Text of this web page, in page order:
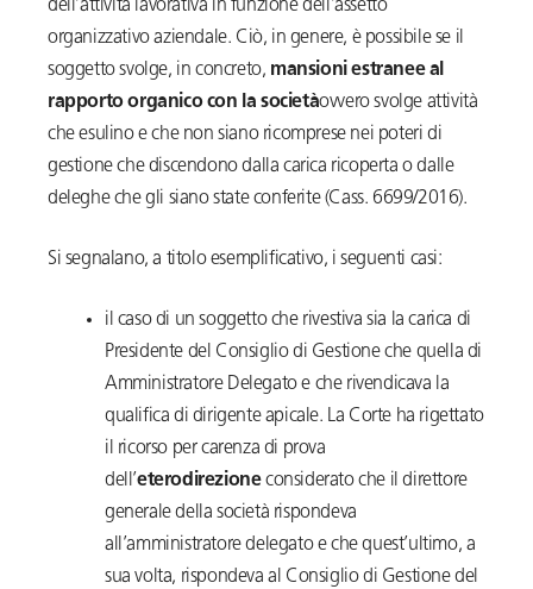
dell’attività lavorativa in funzione dell’assetto
organizzativo aziendale. Ciò, in genere, è possibile se il
soggetto svolge, in concreto, mansioni estranee al
rapporto organico con la societàovvero svolge attività
che esulino e che non siano ricomprese nei poteri di
gestione che discendono dalla carica ricoperta o dalle
deleghe che gli siano state conferite (Cass. 6699/2016).
Si segnalano, a titolo esemplificativo, i seguenti casi:
il caso di un soggetto che rivestiva sia la carica di
Presidente del Consiglio di Gestione che quella di
Amministratore Delegato e che rivendicava la
qualifica di dirigente apicale. La Corte ha rigettato
il ricorso per carenza di prova
dell’eterodirezioneconsiderato che il direttore
generale della società rispondeva
all’amministratore delegato e che quest’ultimo, a
sua volta, rispondeva al Consiglio di Gestione del